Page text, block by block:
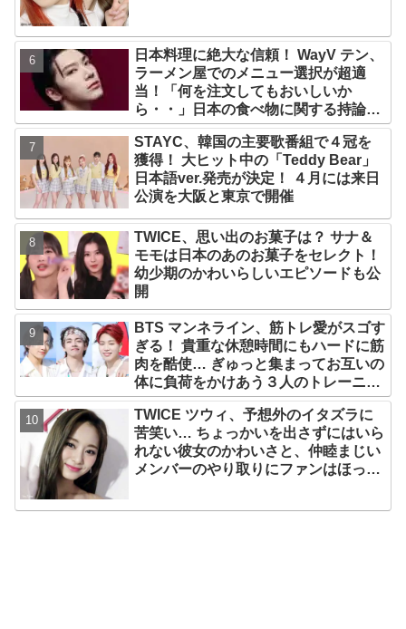
日本料理に絶大な信頼！ WayV テン、
ラーメン屋でのメニュー選択が超適
当！「何を注文してもおいしいか
ら・・」日本の食べ物に関する持論を
明かす
STAYC、韓国の主要歌番組で４冠を
獲得！ 大ヒット中の「Teddy Bear」
日本語ver.発売が決定！ ４月には来日
公演を大阪と東京で開催
TWICE、思い出のお菓子は？ サナ＆
モモは日本のあのお菓子をセレクト！
幼少期のかわいらしいエピソードも公
開
BTS マンネライン、筋トレ愛がスゴす
ぎる！ 貴重な休憩時間にもハードに筋
肉を酷使… ぎゅっと集まってお互いの
体に負荷をかけあう３人のトレーニン
グ風景がかわいすぎるとファンくぎづ
け
TWICE ツウィ、予想外のイタズラに
苦笑い… ちょっかいを出さずにはいら
れない彼女のかわいさと、仲睦まじい
メンバーのやり取りにファンはほっこ